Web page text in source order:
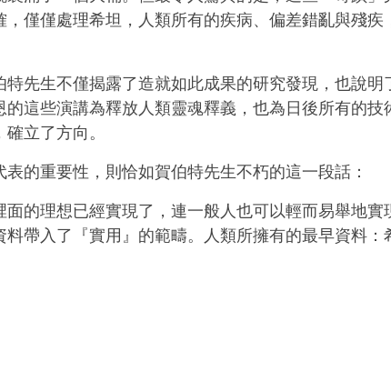
僅僅處理希坦，人類所有的疾病、偏差錯亂與殘疾
先生不僅揭露了造就如此成果的研究發現，也說明
這些演講為釋放人類靈魂釋義，也為日後所有的技
立了方向。
的重要性，則恰如賀伯特先生不朽的這一段話：
面的理想已經實現了，連一般人也可以輕而易舉地實
帶入了『實用』的範疇。人類所擁有的最早資料：